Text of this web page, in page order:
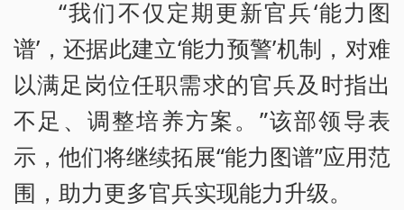
“我们不仅定期更新官兵‘能力图
谱’，还据此建立‘能力预警’机制，对难
以满足岗位任职需求的官兵及时指出
不足、调整培养方案。”该部领导表
示，他们将继续拓展“能力图谱”应用范
围，助力更多官兵实现能力升级。